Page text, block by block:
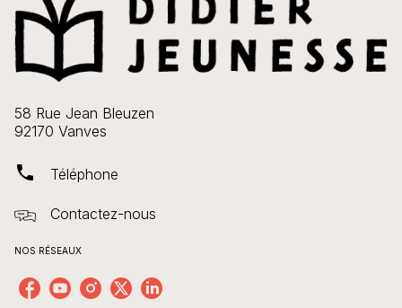
58 Rue Jean Bleuzen
92170 Vanves
phone Téléphone
Contactez-nous
NOS RÉSEAUX